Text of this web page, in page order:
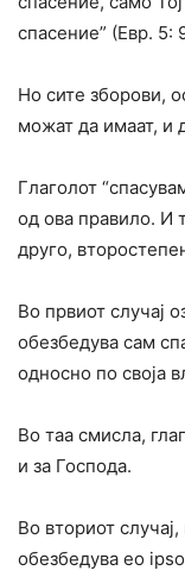
спасение” (Евр. 5:
Но сите зборови,
можат да имаат, и
Глаголот
од ова правило. И
друго,
Во првиот случај
обезбедува сам
односно по своја
Во таа смисла,
и за Господа.
Во вториот
обезбедува eo